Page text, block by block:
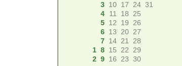
3 10 17 24 31
4
11 18
25
5 12 19
26
6 13 20 27
7 14 21
28
1 8 15 22
29
2 9 16 23 30